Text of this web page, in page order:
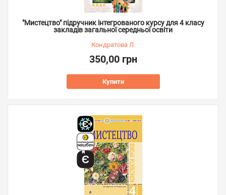
"Мистецтво" підручник інтегрованого курсу для 4 класу
закладів загальної середньої освіти
Кондратова Л.
350,00 грн
Купити